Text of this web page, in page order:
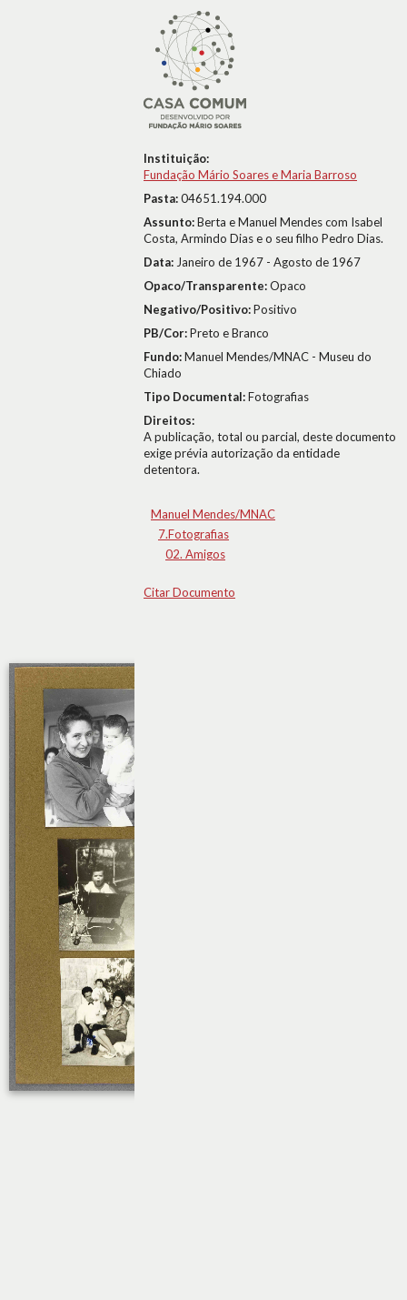
Instituição:
Fundação Mário Soares e Maria Barroso
Pasta:04651.194.000
Assunto:Berta e Manuel Mendes com Isabel
Costa, Armindo Dias e o seu filho Pedro Dias.
Data: Janeiro de 1967 - Agosto de 1967
Opaco/Transparente:Opaco
Negativo/Positivo:Positivo
PB/Cor:Preto e Branco
Fundo:Manuel Mendes/MNAC - Museu do
Chiado
Tipo Documental:Fotografias
Direitos:
A publicação, total ou parcial, deste documento
exige prévia autorização da entidade
detentora.
Manuel Mendes/MNAC
7.Fotografias
02. Amigos
Citar Documento